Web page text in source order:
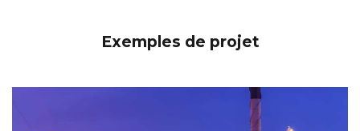
Exemples de projet